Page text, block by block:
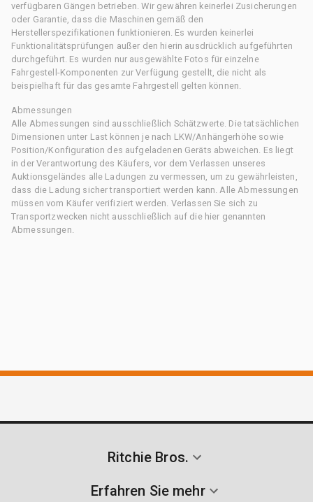
verfügbaren Gängen betrieben. Wir gewähren keinerlei Zusicherungen
oder Garantie, dass die Maschinen gemäß den
Herstellerspezifikationen funktionieren. Es wurden keinerlei
Funktionalitätsprüfungen außer den hierin ausdrücklich aufgeführten
durchgeführt. Es wurden nur ausgewählte Fotos für einzelne
Fahrgestell-Komponenten zur Verfügung gestellt, die nicht als
beispielhaft für das gesamte Fahrgestell gelten können.
Abmessungen
Alle Abmessungen sind ausschließlich Schätzwerte. Die tatsächlichen
Dimensionen unter Last können je nach LKW/Anhängerhöhe sowie
Position/Konfiguration des aufgeladenen Geräts abweichen. Es liegt
in der Verantwortung des Käufers, vor dem Verlassen unseres
Auktionsgeländes alle Ladungen zu vermessen, um zu gewährleisten,
dass die Ladung sicher transportiert werden kann. Alle Abmessungen
müssen vom Käufer verifiziert werden. Verlassen Sie sich zu
Transportzwecken nicht ausschließlich auf die hier genannten
Abmessungen.
Ritchie Bros.
Erfahren Sie mehr